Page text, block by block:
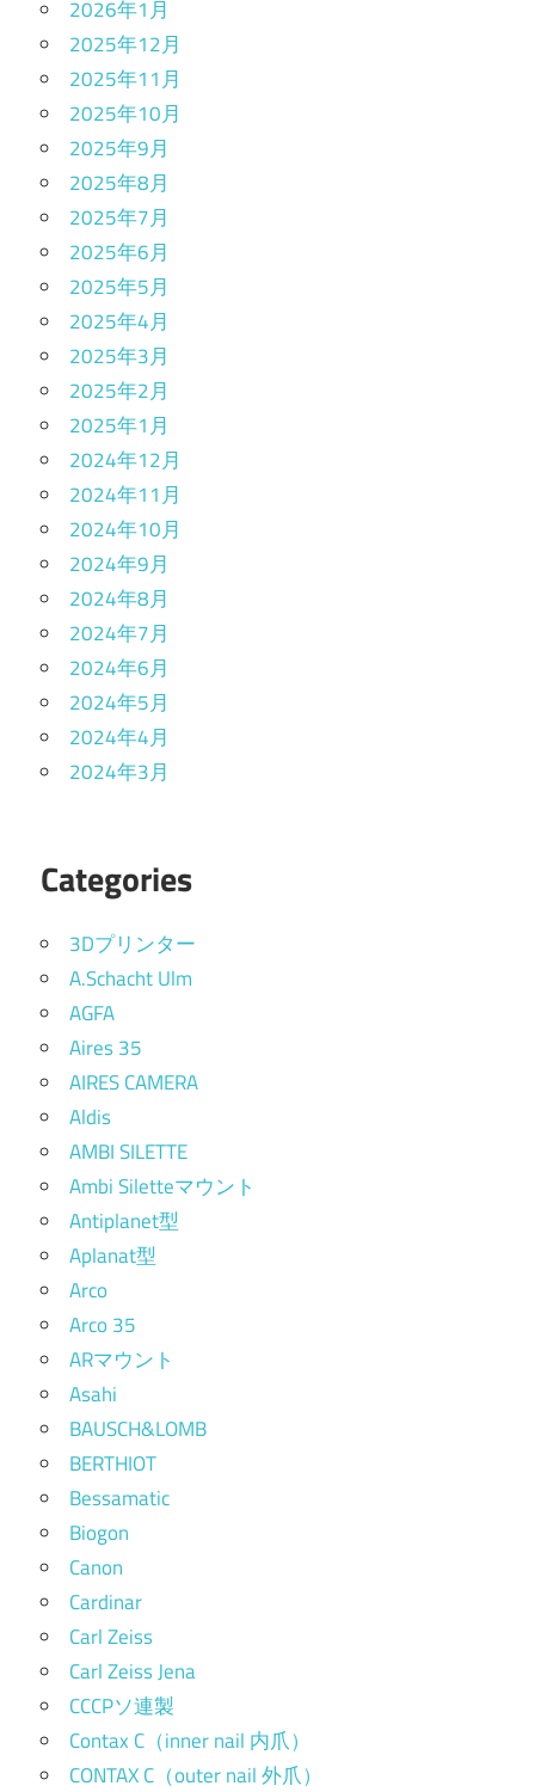
2026年1月
2025年12月
2025年11月
2025年10月
2025年9月
2025年8月
2025年7月
2025年6月
2025年5月
2025年4月
2025年3月
2025年2月
2025年1月
2024年12月
2024年11月
2024年10月
2024年9月
2024年8月
2024年7月
2024年6月
2024年5月
2024年4月
2024年3月
Categories
3Dプリンター
A.Schacht Ulm
AGFA
Aires 35
AIRES CAMERA
Aldis
AMBI SILETTE
Ambi Siletteマウント
Antiplanet型
Aplanat型
Arco
Arco 35
ARマウント
Asahi
BAUSCH&LOMB
BERTHIOT
Bessamatic
Biogon
Canon
Cardinar
Carl Zeiss
Carl Zeiss Jena
CCCPソ連製
Contax C（inner nail 内爪）
CONTAX C（outer nail 外爪）